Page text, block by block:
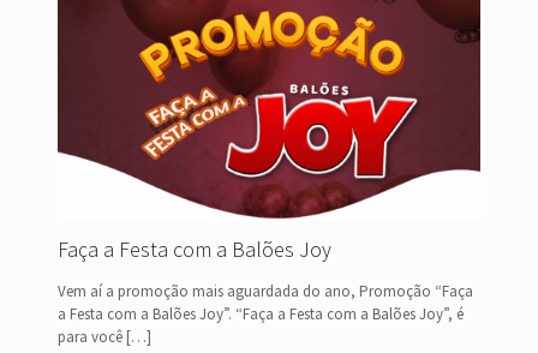
Faça a Festa com a Balões Joy
Vem aí a promoção mais aguardada do ano, Promoção “Faça
a Festa com a Balões Joy”. “Faça a Festa com a Balões Joy”, é
para você […]